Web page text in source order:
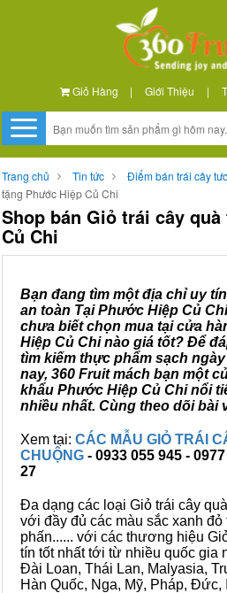
Giỏ Hàng | Giới Thiệu |
Trang chủ Tin tức Điểm bán trái cây
tặng Phước Hiệp Củ Chi
Shop bán Giỏ trái cây
Củ Chi
Bạn đang tìm một địa chỉ uy
an toàn Tại Phước Hiệp Củ
chưa biết chọn mua tại cửa
Hiệp Củ Chi nào giá tốt? Để
tìm kiếm thực phẩm sạch
nay, 360 Fruit mách bạn một
khẩu Phước Hiệp Củ Chi nổi
nhiều nhất. Cùng theo dõi bài
Xem tại: CÁC MẪU GIỎ TRÁI
CHUỘNG - 0933 055 945 -
27
Đa dạng các loại Giỏ trái cây
với đầy đủ các màu sắc xanh đỏ
phấn...... với các thương hiệu
tín tốt nhất tới từ nhiều quốc gia
Đài Loan, Thái Lan, Malyasia,
Hàn Quốc, Nga, Mỹ, Pháp, Đức,